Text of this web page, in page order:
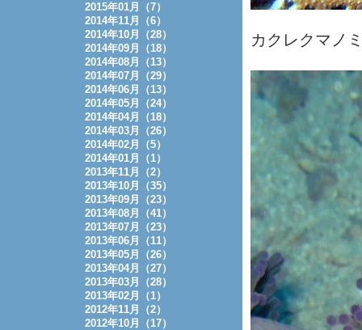
カクレクマノ
2015年01月（7）
2014年11月（6）
2014年10月（28）
2014年09月（18）
2014年08月（13）
2014年07月（29）
2014年06月（13）
2014年05月（24）
2014年04月（18）
2014年03月（26）
2014年02月（5）
2014年01月（1）
2013年11月（2）
2013年10月（35）
2013年09月（23）
2013年08月（41）
2013年07月（23）
2013年06月（11）
2013年05月（26）
2013年04月（27）
2013年03月（28）
2013年02月（1）
2012年11月（2）
2012年10月（17）